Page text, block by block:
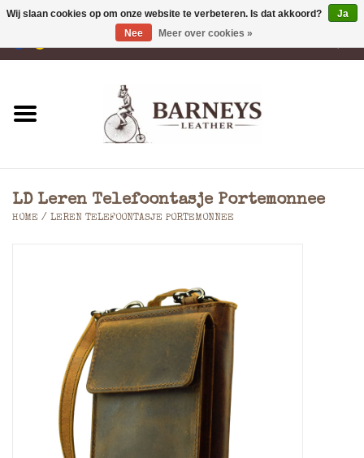
Portemonnees
Rugzakken
Accessoires
LD Leren Telefoontasje Portemonnee
HOME / LEREN TELEFOONTASJE PORTEMONNEE
Wij slaan cookies op om onze website te verbeteren. Is dat akkoord?
Ja
Nee
Meer over cookies »